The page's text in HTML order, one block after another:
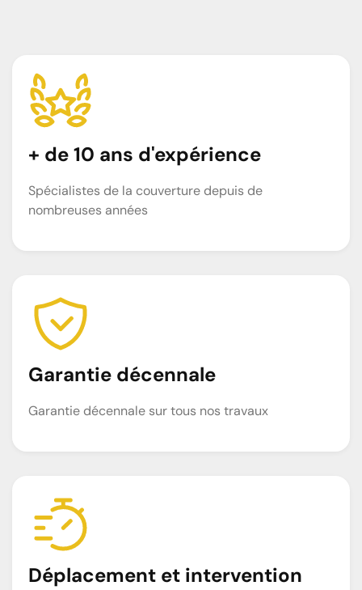
+ de 10 ans d'expérience
Spécialistes de la couverture depuis de
nombreuses années
Garantie décennale
Garantie décennale sur tous nos travaux
Déplacement et intervention